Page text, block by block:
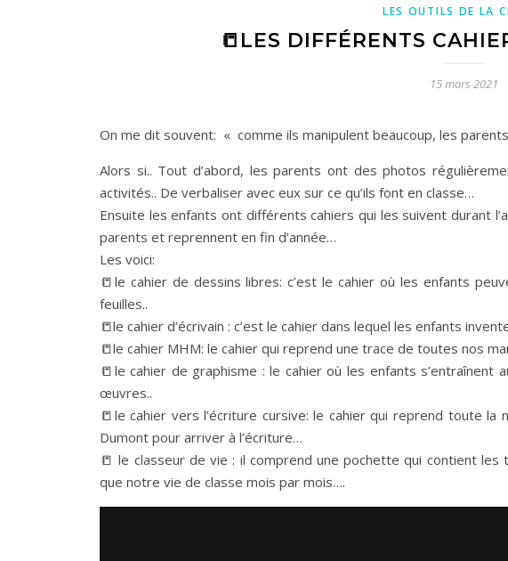
LES OUTILS DE LA
📒LES DIFFÉRENTS
15 mars 2021
On me dit souvent: « comme ils manipulent beaucoup, les
Alors si.. Tout d’abord, les parents ont des photos
activités.. De verbaliser avec eux sur ce qu’ils font en classe…
Ensuite les enfants ont différents cahiers qui les suivent durant
parents et reprennent en fin d’année…
Les voici:
📒le cahier de dessins libres: c’est le cahier où les enfants
feuilles..
📒le cahier d’écrivain : c’est le cahier dans lequel les enfants
📒le cahier MHM: le cahier qui reprend une trace de toutes nos
📒le cahier de graphisme : le cahier où les enfants
œuvres..
📒le cahier vers l’écriture cursive: le cahier qui reprend toute
Dumont pour arriver à l’écriture…
📒 le classeur de vie : il comprend une pochette qui contient
que notre vie de classe mois par mois….